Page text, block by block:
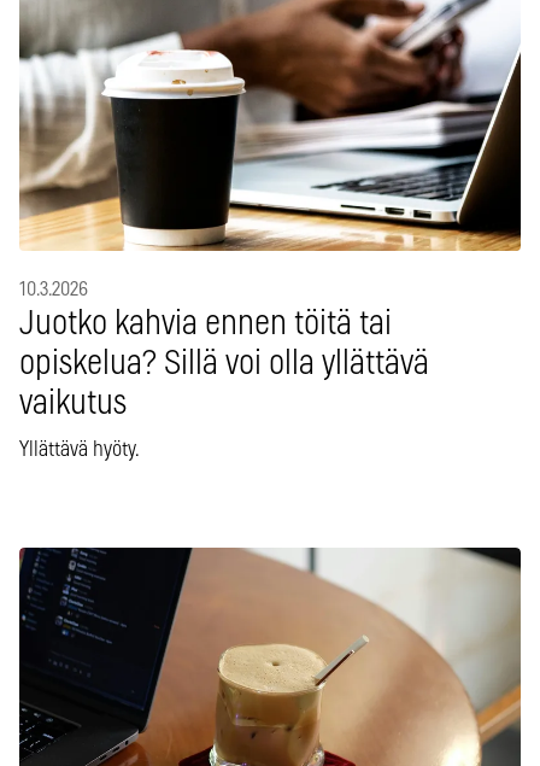
10.3.2026
Juotko kahvia ennen töitä tai
opiskelua? Sillä voi olla yllättävä
vaikutus
Yllättävä hyöty.